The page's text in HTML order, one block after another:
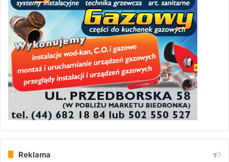
Reklama